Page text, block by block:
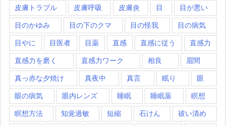
皮膚トラブル 皮膚呼吸 皮膚炎 目 目が悪い
目のかゆみ 目の下のクマ 目の怪我 目の病気
目やに 目医者 目薬 直感 直感に従う 直感力
直感力を磨く 直感力ワーク 相良 眉間
真っ赤な夕焼け 真夜中 真言 眠り 眼
眼の病気 眼内レンズ 睡眠 睡眠薬 瞑想
瞑想方法 知覚過敏 短縮 石けん 祓い清め